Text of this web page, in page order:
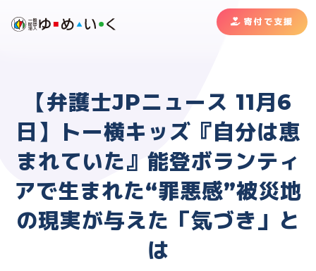
寄付で支援
【弁護士JPニュース 11月6
日】トー横キッズ『自分は恵
まれていた』能登ボランティ
アで生まれた“罪悪感”被災地
の現実が与えた「気づき」と
は